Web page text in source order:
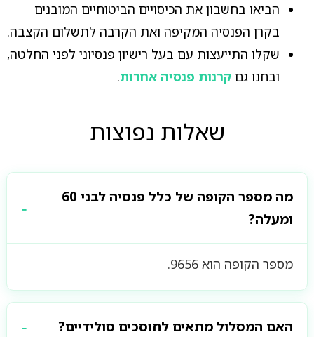
הביאו בחשבון את הכיסויים הביטוחיים המובנים
בקרן הפנסיה המקיפה ואת הקרבה לתשלום הקצבה.
שקלו התייעצות עם בעל רישיון פנסיוני לפני החלטה,
ובחנו גם קרנות פנסיה אחרות.
שאלות נפוצות
מה מספר הקופה של כלל פנסיה לבני 60
ומעלה?
מספר הקופה הוא 9656.
האם המסלול מתאים לחוסכים סולידיים?